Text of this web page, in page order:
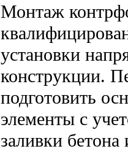
Монтаж
установки
конструкции.
подготовить
элементы с
заливки